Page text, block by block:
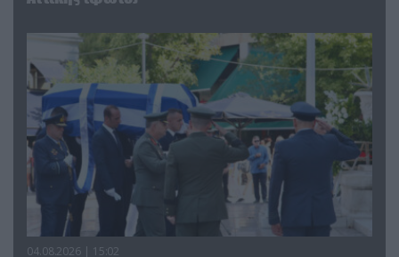
04.08.2026 | 15:02